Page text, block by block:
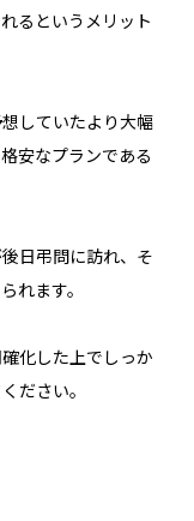
るというメリット
していたより大幅
安なプランである
日弔問に訪れ、そ
れます。
化した上でしっか
ださい。